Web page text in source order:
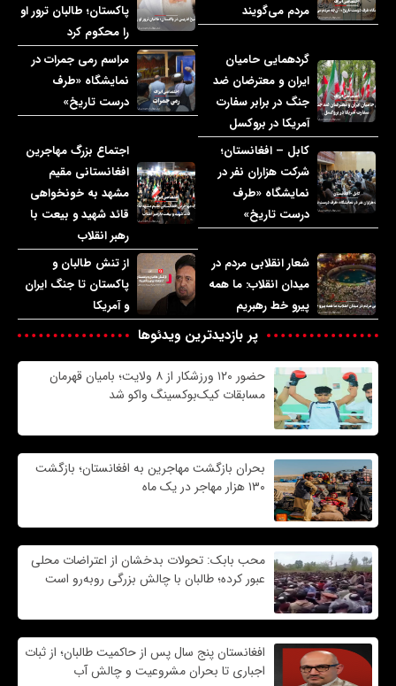
مردم می‌گویند
پاکستان؛ طالبان ترور او
را محکوم کرد
گردهمایی حامیان
ایران و معترضان ضد
جنگ در برابر سفارت
آمریکا در بروکسل
مراسم رمی جمرات در
نمایشگاه «طرف
درست تاریخ»
کابل – افغانستان؛
شرکت هزاران نفر در
نمایشگاه «طرف
درست تاریخ»
اجتماع بزرگ مهاجرین
افغانستانی مقیم
مشهد به خونخواهی
قائد شهید و بیعت با
رهبر انقلاب
شعار انقلابی مردم در
میدان انقلاب: ما همه
پیرو خط رهبریم
از تنش طالبان و
پاکستان تا جنگ ایران
و آمریکا
پر بازدیدترین ویدئوها
حضور ۱۲۰ ورزشکار از ۸ ولایت؛ بامیان قهرمان
مسابقات کیک‌بوکسینگ واکو شد
بحران بازگشت مهاجرین به افغانستان؛ بازگشت
۱۳۰ هزار مهاجر در یک ماه
محب بابک: تحولات بدخشان از اعتراضات محلی
عبور کرده؛ طالبان با چالش بزرگی روبه‌رو است
افغانستان پنج سال پس از حاکمیت طالبان؛ از ثبات
اجباری تا بحران مشروعیت و چالش آب